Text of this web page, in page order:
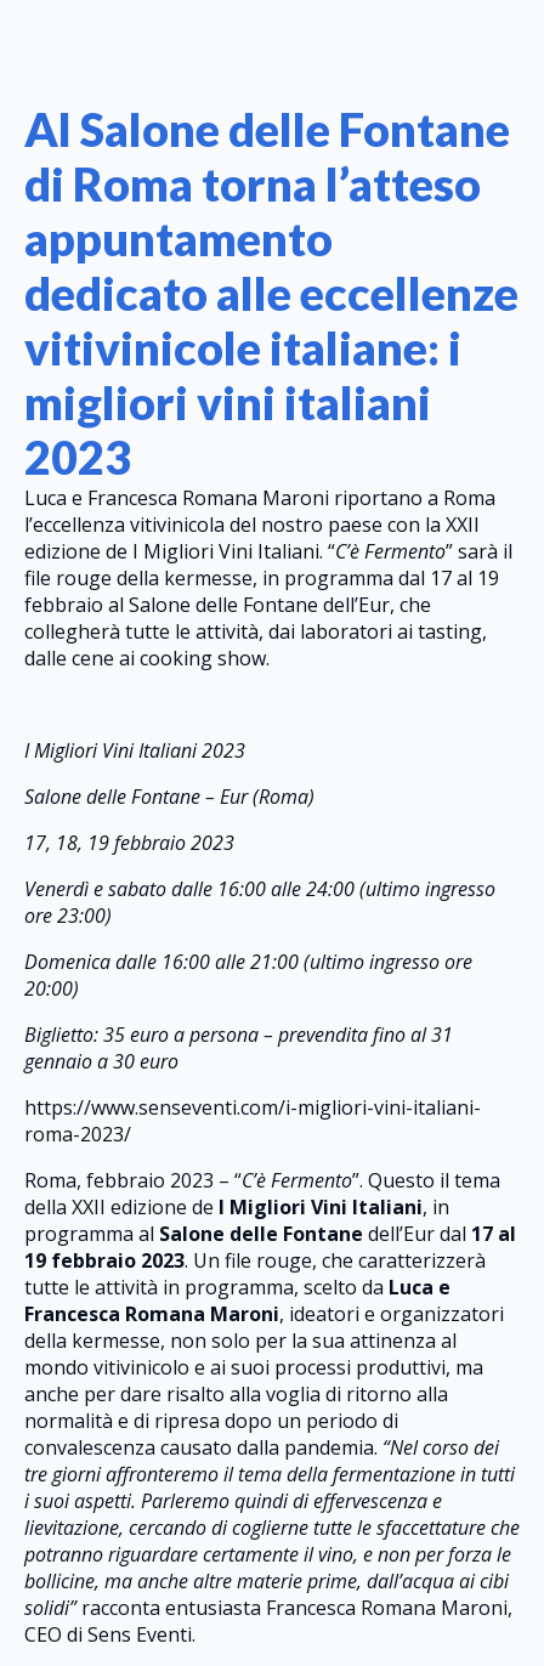
Al Salone delle Fontane
di Roma torna l’atteso
appuntamento
dedicato alle eccellenze
vitivinicole italiane: i
migliori vini italiani
2023
Luca e Francesca Romana Maroni riportano a Roma
l’eccellenza vitivinicola del nostro paese con la XXII
edizione de I Migliori Vini Italiani. “C’è Fermento” sarà il
file rouge della kermesse, in programma dal 17 al 19
febbraio al Salone delle Fontane dell’Eur, che
collegherà tutte le attività, dai laboratori ai tasting,
dalle cene ai cooking show.
I Migliori Vini Italiani 2023
Salone delle Fontane – Eur (Roma)
17, 18, 19 febbraio 2023
Venerdì e sabato dalle 16:00 alle 24:00 (ultimo ingresso
ore 23:00)
Domenica dalle 16:00 alle 21:00 (ultimo ingresso ore
20:00)
Biglietto: 35 euro a persona – prevendita fino al 31
gennaio a 30 euro
https://www.senseventi.com/i-migliori-vini-italiani-
roma-2023/
Roma, febbraio 2023 – “C’è Fermento”. Questo il tema
della XXII edizione de I Migliori Vini Italiani, in
programma al Salone delle Fontane dell’Eur dal 17 al
19 febbraio 2023. Un file rouge, che caratterizzerà
tutte le attività in programma, scelto da Luca e
Francesca Romana Maroni, ideatori e organizzatori
della kermesse, non solo per la sua attinenza al
mondo vitivinicolo e ai suoi processi produttivi, ma
anche per dare risalto alla voglia di ritorno alla
normalità e di ripresa dopo un periodo di
convalescenza causato dalla pandemia. “Nel corso dei
tre giorni affronteremo il tema della fermentazione in tutti
i suoi aspetti. Parleremo quindi di effervescenza e
lievitazione, cercando di coglierne tutte le sfaccettature che
potranno riguardare certamente il vino, e non per forza le
bollicine, ma anche altre materie prime, dall’acqua ai cibi
solidi”racconta entusiasta Francesca Romana Maroni,
CEO di Sens Eventi.